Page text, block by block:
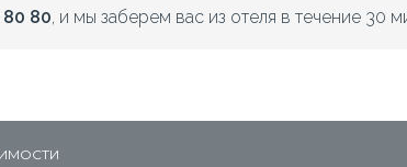
80 80, и мы заберем вас из отеля в течение 30